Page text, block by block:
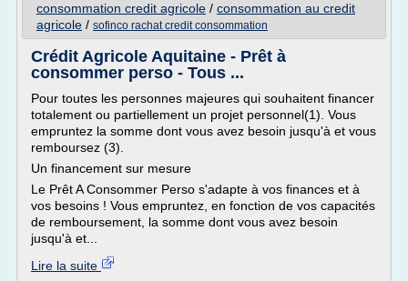
consommation credit agricole / consommation au credit
agricole / sofinco rachat credit consommation
Crédit Agricole Aquitaine - Prêt à
consommer perso - Tous ...
Pour toutes les personnes majeures qui souhaitent financer
totalement ou partiellement un projet personnel(1). Vous
empruntez la somme dont vous avez besoin jusqu'à et vous
remboursez (3).
Un financement sur mesure
Le Prêt A Consommer Perso s'adapte à vos finances et à
vos besoins ! Vous empruntez, en fonction de vos capacités
de remboursement, la somme dont vous avez besoin
jusqu'à et...
Lire la suite